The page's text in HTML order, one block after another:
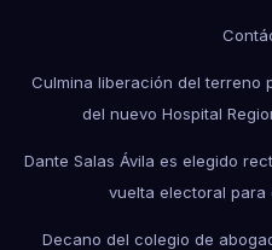
Culmina liberación del terreno
del nuevo Hospital
Dante Salas Ávila es elegido
vuelta electoral para
Decano del colegio de